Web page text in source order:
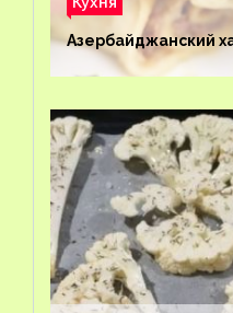
Азербайджанский